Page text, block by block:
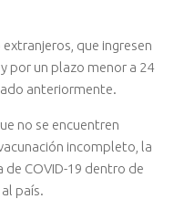
que ingresen
por un plazo menor a 24
anteriormente.
no se encuentren
incompleto, la
COVID-19 dentro de
país.